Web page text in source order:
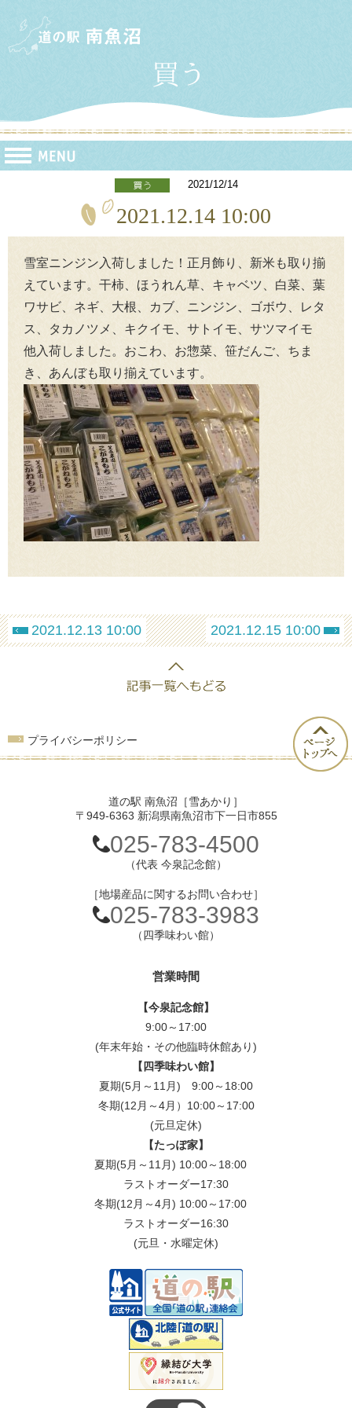
2021/12/14
2021.12.14 10:00
雪室ニンジン入荷しました！正月飾り、新米も取り揃
えています。干柿、ほうれん草、キャベツ、白菜、葉
ワサビ、ネギ、大根、カブ、ニンジン、ゴボウ、レタ
ス、タカノツメ、キクイモ、サトイモ、サツマイモ
他入荷しました。おこわ、お惣菜、笹だんご、ちま
き、あんぼも取り揃えています。
2021.12.13 10:00 2021.12.15 10:00
プライバシーポリシー
道の駅 南魚沼［雪あかり］
〒949-6363 新潟県南魚沼市下一日市855
025-783-4500
（代表 今泉記念館）
［地場産品に関するお問い合わせ］
025-783-3983
（四季味わい館）
営業時間
【今泉記念館】
9:00～17:00
(年末年始・その他臨時休館あり)
【四季味わい館】
夏期(5月～11月) 9:00～18:00
冬期(12月～4月）10:00～17:00
(元旦定休)
【たっぽ家】
夏期(5月～11月) 10:00～18:00
ラストオーダー17:30
冬期(12月～4月) 10:00～17:00
ラストオーダー16:30
(元旦・水曜定休)